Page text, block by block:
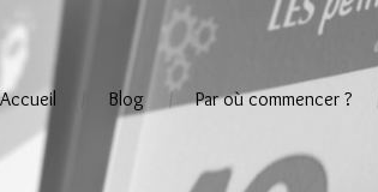
Accueil Blog Par où commencer ?